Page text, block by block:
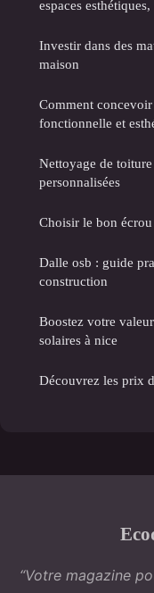
espaces
Investir dans des
maison
Comment
fonctionnelle et
Nettoyage de
personnalisées
Choisir le bon
Dalle osb : guide
construction
Boostez votre
solaires à nice
Découvrez les prix
“Votre magazine